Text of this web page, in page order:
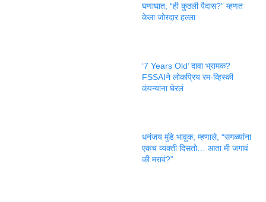
घणाघात; “ही कुठली पैदास?” म्हणत
केला जोरदार हल्ला
‘7 Years Old’ दावा भ्रामक?
FSSAIने लोकप्रिय रम-व्हिस्की
कंपन्यांना घेरलं
धनंजय मुंडे भावुक; म्हणाले, “सगळ्यांना
एकच व्यक्ती दिसतो… आता मी जगावं
की मरावं?”